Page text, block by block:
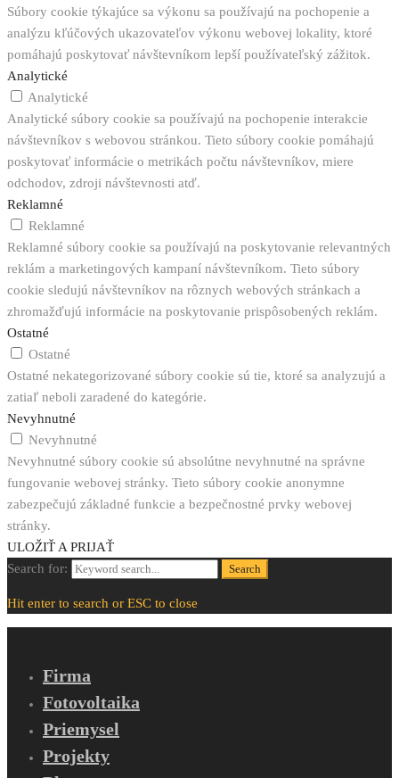
Súbory cookie týkajúce sa výkonu sa používajú na pochopenie a
analýzu kľúčových ukazovateľov výkonu webovej lokality, ktoré
pomáhajú poskytovať návštevníkom lepší používateľský zážitok.
Analytické
Analytické
Analytické súbory cookie sa používajú na pochopenie interakcie
návštevníkov s webovou stránkou. Tieto súbory cookie pomáhajú
poskytovať informácie o metrikách počtu návštevníkov, miere
odchodov, zdroji návštevnosti atď.
Reklamné
Reklamné
Reklamné súbory cookie sa používajú na poskytovanie relevantných
reklám a marketingových kampaní návštevníkom. Tieto súbory
cookie sledujú návštevníkov na rôznych webových stránkach a
zhromažďujú informácie na poskytovanie prispôsobených reklám.
Ostatné
Ostatné
Ostatné nekategorizované súbory cookie sú tie, ktoré sa analyzujú a
zatiaľ neboli zaradené do kategórie.
Nevyhnutné
Nevyhnutné
Nevyhnutné súbory cookie sú absolútne nevyhnutné na správne
fungovanie webovej stránky. Tieto súbory cookie anonymne
zabezpečujú základné funkcie a bezpečnostné prvky webovej
stránky.
ULOŽIŤ A PRIJAŤ
Search for:
Search
Hit enter to search or ESC to close
Firma
Fotovoltaika
Priemysel
Projekty